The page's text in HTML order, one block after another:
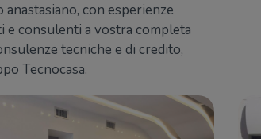
con esperienze
e consulenti a vostra completa
tecniche e di credito,
Tecnocasa.